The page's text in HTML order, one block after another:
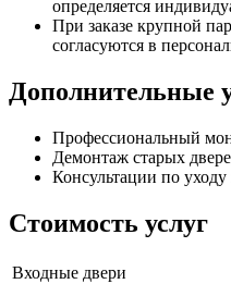
определяется
При заказе крупной
согласуются в
Дополнительные
Профессиональный
Демонтаж старых
Консультации по уходу
Стоимость услуг
Входные двери